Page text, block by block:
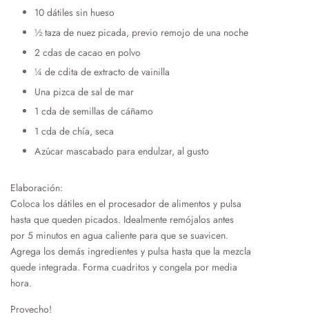
10 dátiles sin hueso
½ taza de nuez picada, previo remojo de una noche
2 cdas de cacao en polvo
¼ de cdita de extracto de vainilla
Una pizca de sal de mar
1 cda de semillas de cáñamo
1 cda de chía, seca
Azúcar mascabado para endulzar, al gusto
Elaboración:
Coloca los dátiles en el procesador de alimentos y pulsa
hasta que queden picados. Idealmente remójalos antes
por 5 minutos en agua caliente para que se suavicen.
Agrega los demás ingredientes y pulsa hasta que la mezcla
quede integrada. Forma cuadritos y congela por media
hora.
Provecho!